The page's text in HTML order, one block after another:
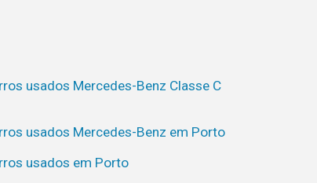
usados Mercedes-Benz Classe C
usados Mercedes-Benz em Porto
usados em Porto